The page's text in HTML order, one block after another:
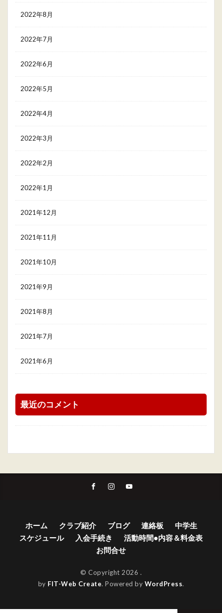
2022年8月
2022年7月
2022年6月
2022年5月
2022年4月
2022年3月
2022年2月
2022年1月
2021年12月
2021年11月
2021年10月
2021年9月
2021年8月
2021年7月
2021年6月
最近のコメント
ホーム クラブ紹介 ブログ 連絡板
中学生
スケジュール
入会手続き
活動時間•内容＆料金表
お問合せ
© Copyright 2026 .
by FIT-Web Create. Powered by WordPress.